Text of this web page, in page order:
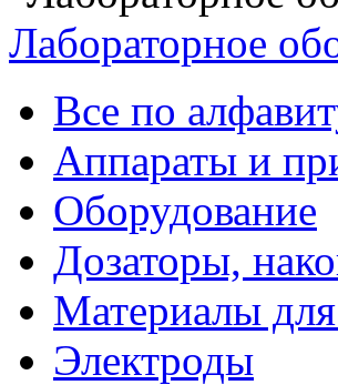
Лабораторное
Все по
Аппараты и
Оборудование
Дозаторы,
Материалы
Электроды